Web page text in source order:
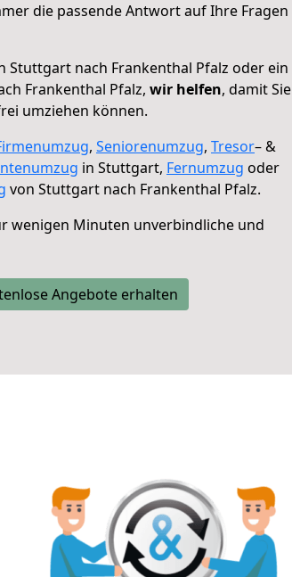
die passende Antwort auf Ihre Fragen
Stuttgart nach Frankenthal Pfalz oder ein
Frankenthal Pfalz, wir helfen, damit Sie
umziehen können.
, Seniorenumzug, Tresor– &
in Stuttgart, Fernumzug oder
von Stuttgart nach Frankenthal Pfalz.
wenigen Minuten unverbindliche und
Angebote erhalten